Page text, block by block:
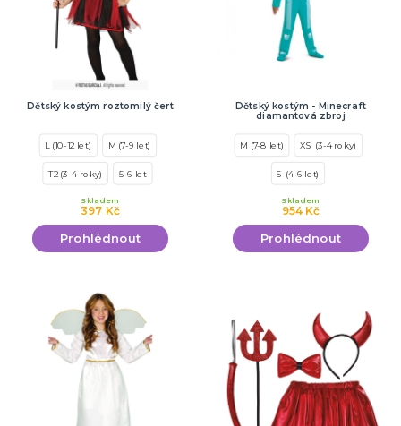
Dětský kostým roztomilý čert
L (10-12 let) M (7-9 let)
T2 (3-4 roky) 5-6 let
397 Kč
Skladem
Prohlédnout
Dětský kostým - Minecraft
diamantová zbroj
M (7-8 let) XS (3-4 roky)
S (4-6 let)
954 Kč
Skladem
Prohlédnout